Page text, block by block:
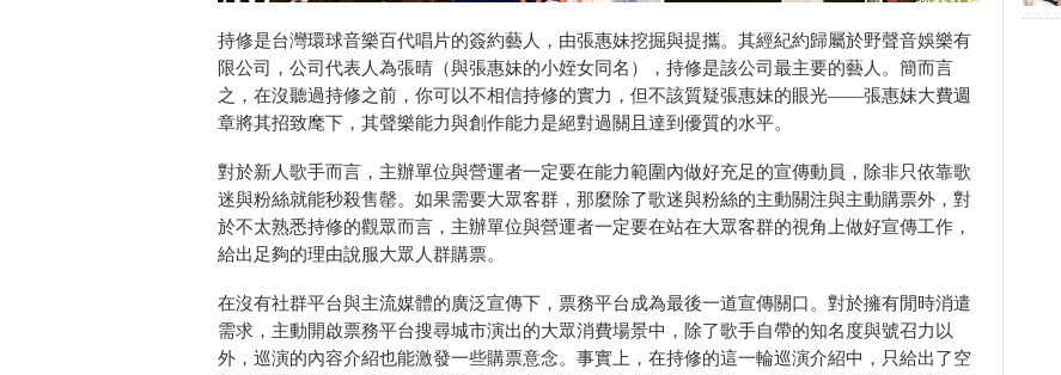
持修是台灣環球音樂百代唱片的簽約藝人，由張惠妹挖掘與提攜。其經紀約歸屬於野聲音娛樂有
限公司，公司代表人為張晴（與張惠妹的小姪女同名），持修是該公司最主要的藝人。簡而言
之，在沒聽過持修之前，你可以不相信持修的實力，但不該質疑張惠妹的眼光——張惠妹大費週
章將其招致麾下，其聲樂能力與創作能力是絕對過關且達到優質的水平。
對於新人歌手而言，主辦單位與營運者一定要在能力範圍內做好充足的宣傳動員，除非只依靠歌
迷與粉絲就能秒殺售罄。如果需要大眾客群，那麼除了歌迷與粉絲的主動關注與主動購票外，對
於不太熟悉持修的觀眾而言，主辦單位與營運者一定要在站在大眾客群的視角上做好宣傳工作，
給出足夠的理由說服大眾人群購票。
在沒有社群平台與主流媒體的廣泛宣傳下，票務平台成為最後一道宣傳關口。對於擁有閒時消遣
需求，主動開啟票務平台搜尋城市演出的大眾消費場景中，除了歌手自帶的知名度與號召力以
外，巡演的內容介紹也能激發一些購票意念。事實上，在持修的這一輪巡演介紹中，只給出了空